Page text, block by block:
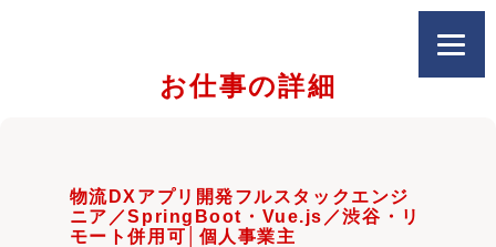
お仕事の詳細
物流DXアプリ開発フルスタックエンジ
ニア／SpringBoot・Vue.js／渋谷・リ
モート併用可│個人事業主